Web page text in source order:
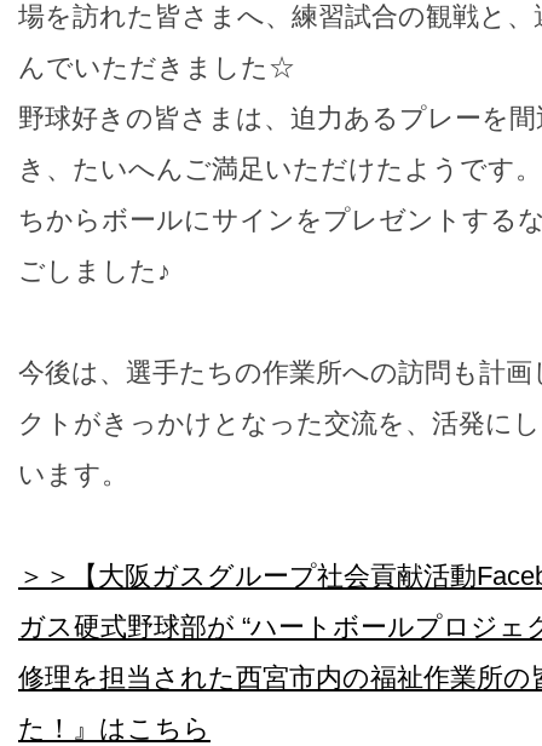
場を訪れた皆さまへ、練習試合の観戦と
んでいただきました☆
野球好きの皆さまは、迫力あるプレーを
き、たいへんご満足いただけたようです
ちからボールにサインをプレゼントする
ごしました♪
今後は、選手たちの作業所への訪問も計
クトがきっかけとなった交流を、活発に
います。
＞＞【大阪ガスグループ社会貢献活動
ガス硬式野球部が “ハートボールプロジェ
修理を担当された西宮市内の福祉作業所
た！』はこちら